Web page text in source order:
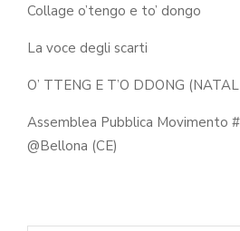
Collage o’tengo e to’ dongo
La voce degli scarti
O’ TTENG E T’O DDONG
Assemblea Pubblica Movimento
@Bellona (CE)